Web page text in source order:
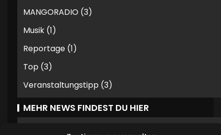
MANGORADIO (3)
Musik (1)
Reportage (1)
Top (3)
Veranstaltungstipp (3)
MEHR NEWS FINDEST DU HIER